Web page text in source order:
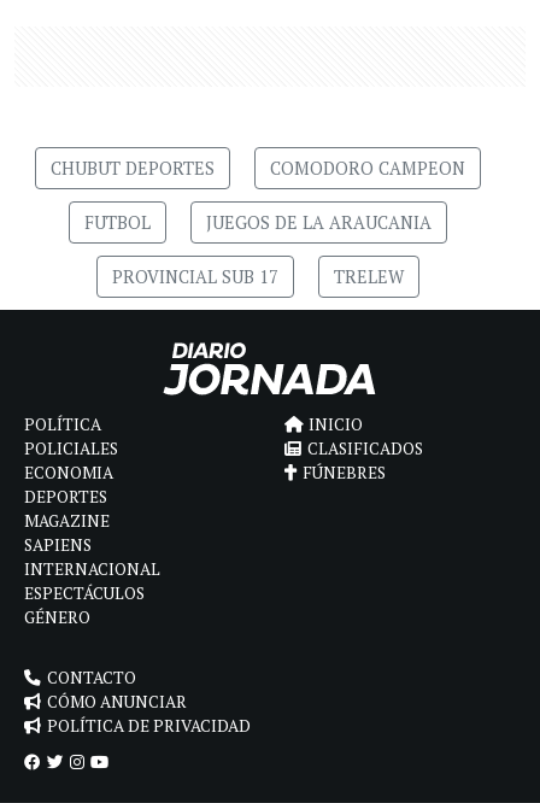
CHUBUT DEPORTES COMODORO CAMPEON
FUTBOL JUEGOS DE LA ARAUCANIA
PROVINCIAL SUB 17 TRELEW
POLÍTICA
POLICIALES
ECONOMIA
DEPORTES
MAGAZINE
SAPIENS
INTERNACIONAL
ESPECTÁCULOS
GÉNERO
INICIO
CLASIFICADOS
FÚNEBRES
CONTACTO
CÓMO ANUNCIAR
POLÍTICA DE PRIVACIDAD